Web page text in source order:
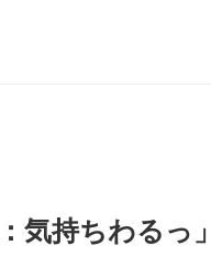
気持ちわるっ